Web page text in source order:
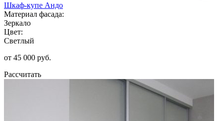
Шкаф-купе Андо
Материал фасада:
Зеркало
Цвет:
Светлый
от 45 000 руб.
Рассчитать